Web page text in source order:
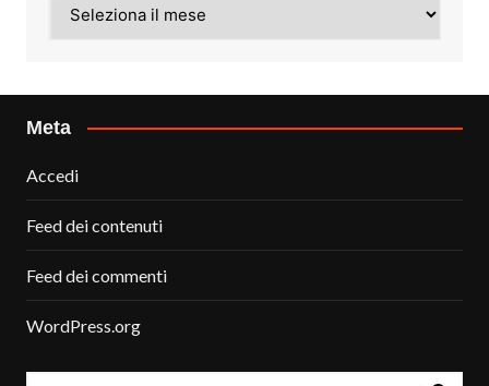
Meta
Accedi
Feed dei contenuti
Feed dei commenti
WordPress.org